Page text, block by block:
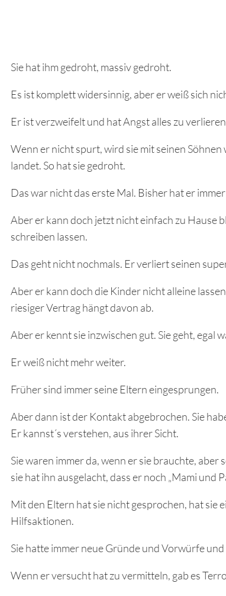
Sie hat ihm gedroht, massiv gedroht.
Es ist komplett widersinnig, aber er weiß sich
Er ist verzweifelt und hat Angst alles zu
Wenn er nicht spurt, wird sie mit seinen
landet. So hat sie gedroht.
Das war nicht das erste Mal. Bisher hat er
Aber er kann doch jetzt nicht einfach zu Hause
schreiben lassen.
Das geht nicht nochmals. Er verliert seinen
Aber er kann doch die Kinder nicht alleine
riesiger Vertrag hängt davon ab.
Aber er kennt sie inzwischen gut. Sie geht, egal
Er weiß nicht mehr weiter.
Früher sind immer seine Eltern eingesprungen.
Aber dann ist der Kontakt abgebrochen. Sie
Er kannst´s verstehen, aus ihrer Sicht.
Sie waren immer da, wenn er sie brauchte,
sie hat ihn ausgelacht, dass er noch „Mami und
Mit den Eltern hat sie nicht gesprochen, hat sie
Hilfsaktionen.
Sie hatte immer neue Gründe und Vorwürfe
Wenn er versucht hat zu vermitteln, gab es